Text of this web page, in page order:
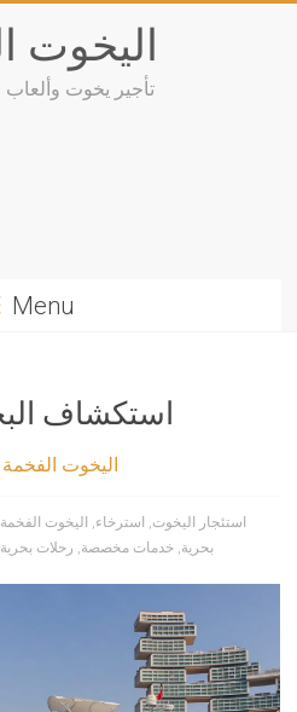
اليخوت
تأجير يخوت وألعاب
Menu
استكشاف
اليخوت الفخمة
استئجار اليخوت, استرخاء, اليخوت الفخمة
بحرية, خدمات مخصصة, رحلات بحرية